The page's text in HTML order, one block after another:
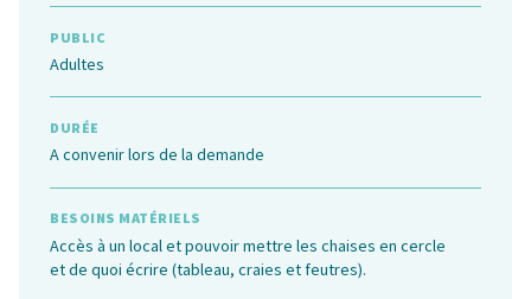
PUBLIC
Adultes
DURÉE
A convenir lors de la demande
BESOINS MATÉRIELS
Accès à un local et pouvoir mettre les chaises en cercle
et de quoi écrire (tableau, craies et feutres).